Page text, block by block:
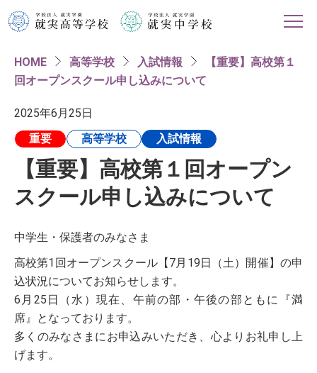
HOME
学校紹介
高等学校
中学校
入試・イベント情報
対象者別
HOME 高等学校 入試情報
【重要】高校第１
回オープンスクール申し込みについて
2025年6月25日
重要
高等学校 入試情報
【重要】高校第１回オープン
スクール申し込みについて
中学生・保護者のみなさま
高校第1回オープンスクール【7月19日（土）開催】の申
込状況についてお知らせします。
6月25日（水）現在、午前の部・午後の部ともに『満
席』となっております。
多くのみなさまにお申込みいただき、心よりお礼申し上
げます。